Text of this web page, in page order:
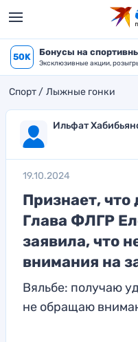
50K Бонусы на
Эксклюзивные акции,
Спорт Лыжные гонки
Ильфат
19.10.2024
Признает, что
Глава ФЛГР
заявила, что
внимания на
Вяльбе: получаю
не обращаю